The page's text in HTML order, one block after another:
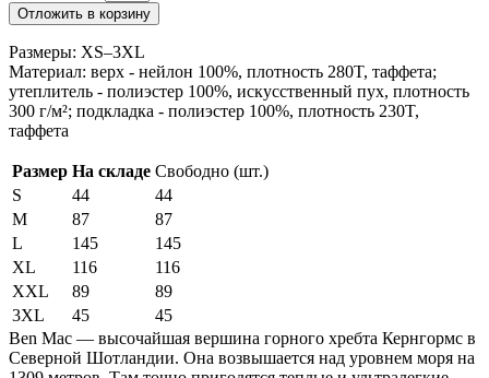
Отложить в корзину
Размеры: XS–3XL
Материал: верх - нейлон 100%, плотность 280T, таффета;
утеплитель - полиэстер 100%, искусственный пух, плотность
300 г/м²; подкладка - полиэстер 100%, плотность 230T,
таффета
Размер На складе Свободно (шт.)
S
44
44
M
87
87
L
145
145
XL
116
116
XXL
89
89
3XL
45
45
Ben Mac — высочайшая вершина горного хребта Кернгормс в
Северной Шотландии. Она возвышается над уровнем моря на